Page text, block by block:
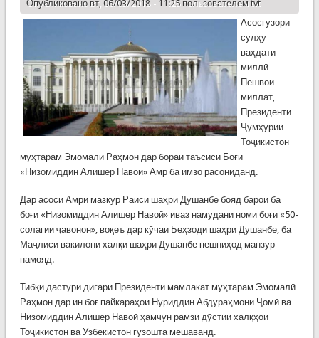
Опубликовано вт, 06/03/2018 - 11:25 пользователем tvt
Асосгузори
сулҳу
ваҳдати
миллӣ —
Пешвои
миллат,
Президенти
Ҷумҳурии
Тоҷикистон
муҳтарам Эмомалӣ Раҳмон дар бораи таъсиси Боғи
«Низомиддин Алишер Навоӣ» Амр ба имзо расониданд.
Дар асоси Амри мазкур Раиси шаҳри Душанбе бояд барои ба
боғи «Низомиддин Алишер Навоӣ» иваз намудани номи боғи «50-
солагии ҷавонон», воқеъ дар кӯчаи Беҳзоди шаҳри Душанбе, ба
Маҷлиси вакилони халқи шаҳри Душанбе пешниҳод манзур
намояд.
Тибқи дастури дигари Президенти мамлакат муҳтарам Эмомалӣ
Раҳмон дар ин боғ пайкараҳои Нуриддин Абдураҳмони Ҷомӣ ва
Низомиддин Алишер Навоӣ ҳамчун рамзи дӯстии халқҳои
Тоҷикистон ва Ӯзбекистон гузошта мешаванд.